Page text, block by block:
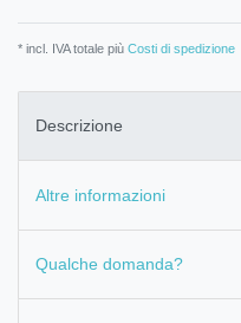
* incl. IVA totale più Costi di spedizione
Descrizione
Altre informazioni
Qualche domanda?